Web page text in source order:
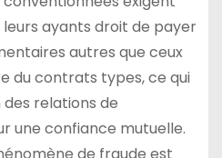
leurs ayants droit de payer
autres que ceux
du contrats types, ce qui
relations de
une confiance mutuelle.